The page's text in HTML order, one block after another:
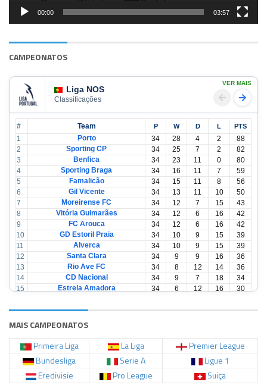
00:00 03:57
CAMPEONATOS
Liga NOS
Classificações
VER MAIS
# Team P W D L PTS
1 Porto 34 28 4 2
88
2
Sporting CP 34 25 7 2
82
3
Benfica 34 23 11 0
80
4
Sporting Braga 34 16 11 7
59
5
Famalicão 34 15 11 8
56
6
Gil Vicente 34 13 11 10
50
7
Moreirense FC 34 12 7 15
43
8
Vitória Guimarães 34 12 6 16
42
9
FC Arouca 34 12 6 16
42
10
GD Estoril Praia 34 10 9 15
39
11
Alverca 34 10 9 15
39
12
Santa Clara 34 9 9 16
36
13
Rio Ave FC 34 8 12 14
36
14
CD Nacional 34 9 7 18
34
15
Estrela Amadora 34 6 12 16
30
17
CD Tondela 34 6 10 18
28
18
MAIS CAMPEONATOS
Primeira Liga
La Liga
Premier League
Bundesliga
Serie A
Ligue 1
Eredivisie
Pro League Suiça